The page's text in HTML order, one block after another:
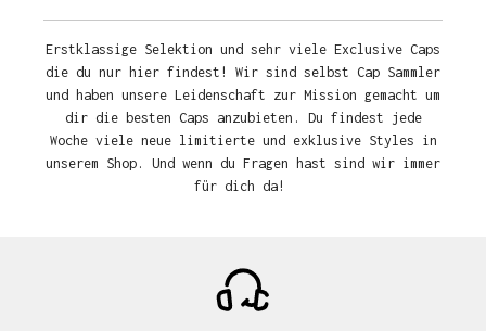
Erstklassige Selektion und sehr viele Exclusive Caps
die du nur hier findest! Wir sind selbst Cap Sammler
und haben unsere Leidenschaft zur Mission gemacht um
dir die besten Caps anzubieten. Du findest jede
Woche viele neue limitierte und exklusive Styles in
unserem Shop. Und wenn du Fragen hast sind wir immer
für dich da!